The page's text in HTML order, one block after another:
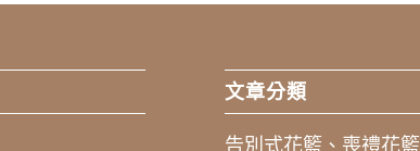
文章分類
告別式花籃、喪禮花籃